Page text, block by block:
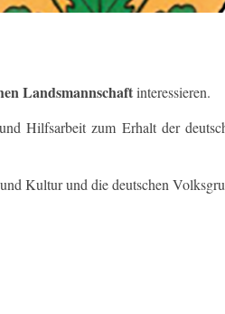
Landsmannschaftinteressieren.
Hilfsarbeit zum Erhalt der
Kultur und die deutschen